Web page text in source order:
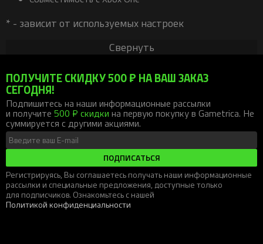
* - зависит от используемых настроек
Свернуть
ПОЛУЧИТЕ СКИДКУ 500 ₽ НА ВАШ ЗАКАЗ
СЕГОДНЯ!
Подпишитесь на наши информационные рассылки
и получите 500 ₽ скидки на первую покупку в Gametrica. Не
суммируется с другими акциями.
ПОДПИСАТЬСЯ
Регистрируясь, Вы соглашаетесь получать наши информационные
рассылки и специальные предложения, доступные только
для подписчиков. Ознакомьтесь с нашей
Политикой конфиденциальности